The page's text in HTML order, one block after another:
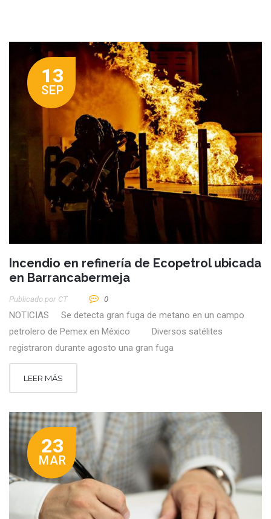
13
SEP
Incendio en refinería de Ecopetrol ubicada
en Barrancabermeja
Publicado por CT 0
NOTICIAS Se detecta gran fuga de metano en un campo
petrolero de Pemex en México Diversos satélites
registraron durante agosto una gran fuga
LEER MÁS
23
MAR